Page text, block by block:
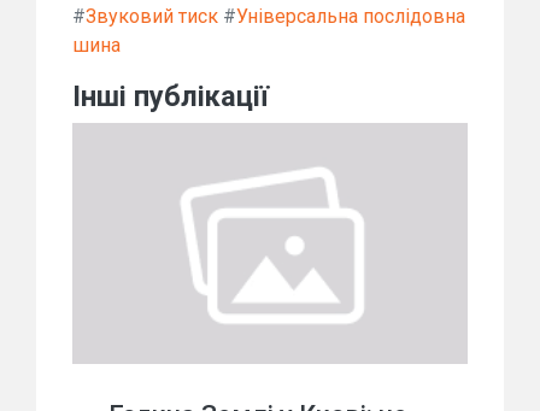
#Звуковий тиск #Універсальна послідовна
шина
Інші публікації